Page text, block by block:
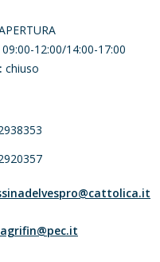
09:00-12:00/14:00-17:00
chiuso